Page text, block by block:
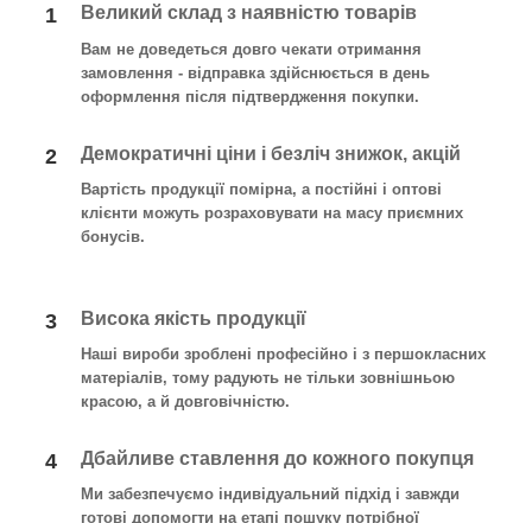
1 Великий склад з наявністю товарів
Вам не доведеться довго чекати отримання
замовлення - відправка здійснюється в день
оформлення після підтвердження покупки.
2 Демократичні ціни і безліч знижок, акцій
Вартість продукції помірна, а постійні і оптові
клієнти можуть розраховувати на масу приємних
бонусів.
3 Висока якість продукції
Наші вироби зроблені професійно і з першокласних
матеріалів, тому радують не тільки зовнішньою
красою, а й довговічністю.
4 Дбайливе ставлення до кожного покупця
Ми забезпечуємо індивідуальний підхід і завжди
готові допомогти на етапі пошуку потрібної